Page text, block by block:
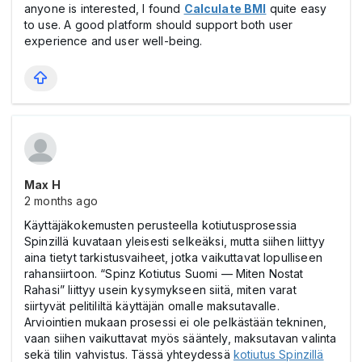
anyone is interested, I found Calculate BMI quite easy
to use. A good platform should support both user
experience and user well-being.
Max Н
2 months ago
Käyttäjäkokemusten perusteella kotiutusprosessia
Spinzillä kuvataan yleisesti selkeäksi, mutta siihen liittyy
aina tietyt tarkistusvaiheet, jotka vaikuttavat lopulliseen
rahansiirtoon. “Spinz Kotiutus Suomi — Miten Nostat
Rahasi” liittyy usein kysymykseen siitä, miten varat
siirtyvät pelitililtä käyttäjän omalle maksutavalle.
Arviointien mukaan prosessi ei ole pelkästään tekninen,
vaan siihen vaikuttavat myös sääntely, maksutavan valinta
sekä tilin vahvistus. Tässä yhteydessä kotiutus Spinzillä